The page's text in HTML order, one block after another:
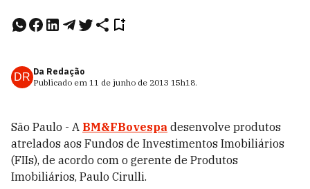
DR Da Redação
Publicado em 11 de junho de 2013 15h18.
São Paulo - A BM&FBovespa desenvolve produtos
atrelados aos Fundos de Investimentos Imobiliários
(FIIs), de acordo com o gerente de Produtos
Imobiliários, Paulo Cirulli.